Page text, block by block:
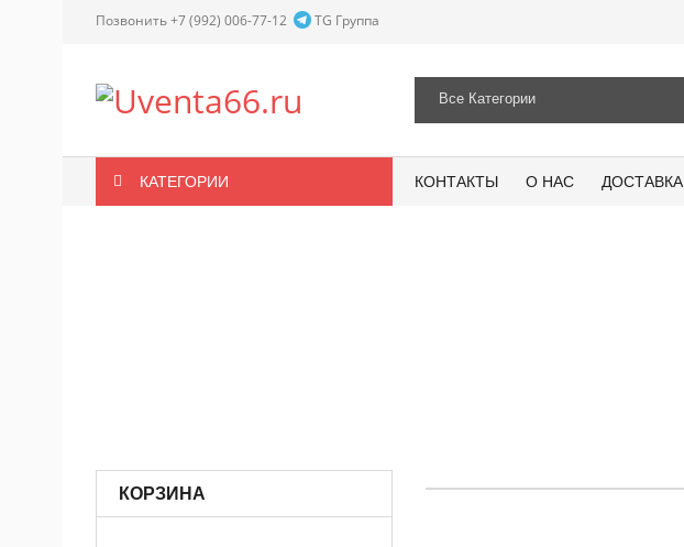
Позвонить +7 (992) 006-77-12 TG Группа
КАТЕГОРИИ КОНТАКТЫ О НАС ДОСТАВКА
КОРЗИНА